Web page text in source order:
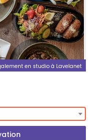
en studio à Lavelanet